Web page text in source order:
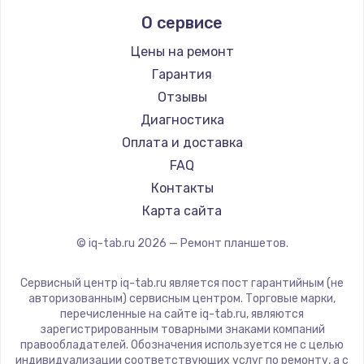
1330 руб.
Заказать
2100 руб.
Заказать
Ремонт цепей питания
3000 руб.
Заказать
Замена материнской платы
1590 руб.
Заказать
Microsoft
BlackView
Amazon
Aquarius
Philips
Dell
HP
Getac
ZTE
CHUWI
О сервисе
Цены на ремонт
Гарантия
Отзывы
Диагностика
Оплата и доставка
FAQ
Контакты
Карта сайта
© iq-tab.ru 2026 — Ремонт планшетов.
Сервисный центр iq-tab.ru является пост гарантийным (не
авторизованным) сервисным центром. Торговые марки,
перечисленные на сайте iq-tab.ru, являются
зарегистрированным товарными знаками компаний
правообладателей. Обозначения используется не с целью
индивидуализации соответствующих услуг по ремонту, а с